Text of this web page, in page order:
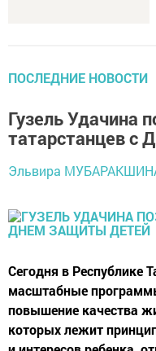
ПОСЛЕДНИЕ НОВОСТИ
Гузель Удачина
татарстанцев с
Эльвира
Сегодня в Республике
масштабные
повышение качества
которых лежит